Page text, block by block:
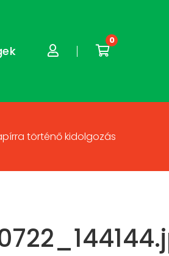
0
történő kidolgozás